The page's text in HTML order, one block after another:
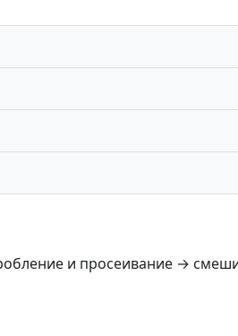
и просеивание →